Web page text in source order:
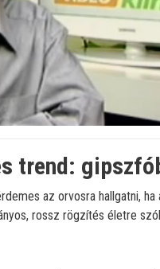
Betöltve:
0%
trend:
az orvosra hallgatni,
rossz rögzítés életre